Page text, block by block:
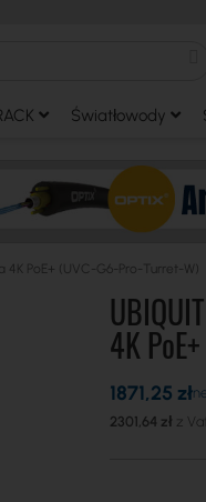
Światłowody
4K PoE+ (UVC-G6-Pro-Turret-W)
4K
2301,64 zł
1871,25 zł